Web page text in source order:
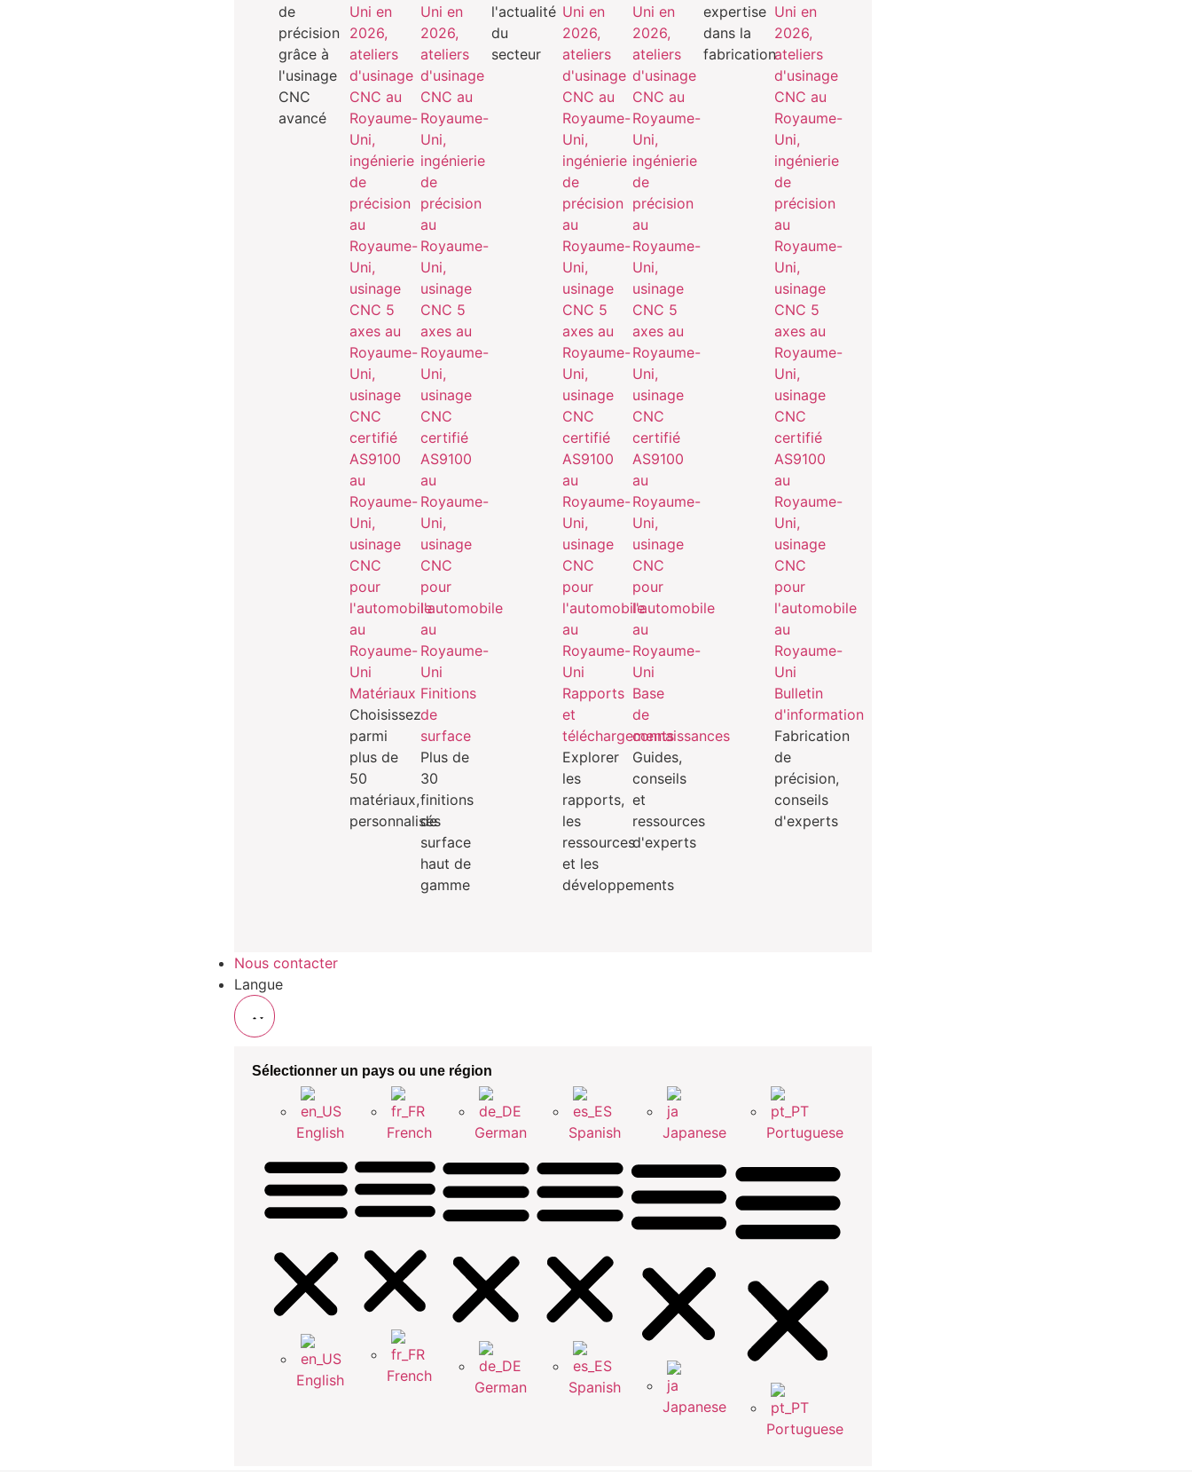
de
précision
grâce à
l'usinage
CNC
avancé
Matériaux
Choisissez
parmi
plus de
50
matériaux,
personnalisés
Finitions
de
surface
Plus de
30
finitions
de
surface
haut de
gamme
l'actualité
du
secteur
Rapports
et
téléchargements
Explorer
les
rapports,
les
ressources
et les
développements
Base
de
connaissances
Guides,
conseils
et
ressources
d'experts
expertise
dans la
fabrication
Bulletin
d'information
Fabrication
de
précision,
conseils
d'experts
Nous contacter
Langue
Sélectionner un pays ou une région
English
English
French
French
German
German
Spanish
Spanish
Japanese
Japanese
Portuguese
Portuguese